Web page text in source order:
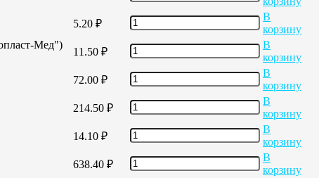
5.20 ₽
В
корзину
Мед")
11.50 ₽
В
корзину
72.00 ₽
В
корзину
214.50 ₽
В
корзину
14.10 ₽
В
корзину
638.40 ₽
В
корзину